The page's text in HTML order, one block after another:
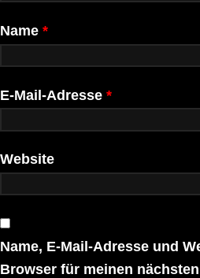
Name *
E-Mail-Adresse *
Website
Name, E-Mail-Adresse und
Browser für meinen